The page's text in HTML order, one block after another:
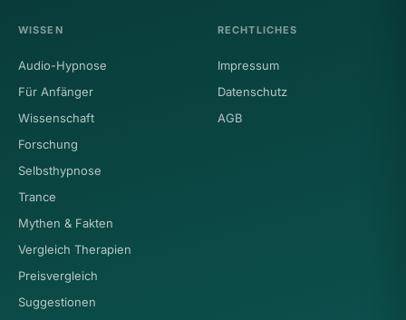
WISSEN
Audio-Hypnose
Für Anfänger
Wissenschaft
Forschung
Selbsthypnose
Trance
Mythen & Fakten
Vergleich Therapien
Preisvergleich
Suggestionen
RECHTLICHES
Impressum
Datenschutz
AGB